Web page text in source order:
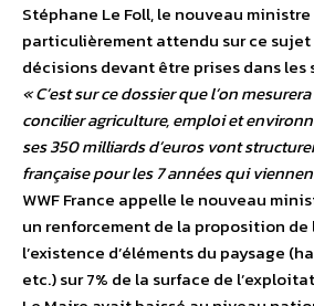
Stéphane Le Foll, le nouveau
particulièrement attendu sur ce sujet
décisions devant être prises dans les
« C’est sur ce dossier que l’on
concilier agriculture, emploi et
ses 350 milliards d’euros vont
française pour les 7 années qui
WWF France appelle le nouveau
un renforcement de la proposition de
l’existence d’éléments du paysage
etc.) sur 7% de la surface de